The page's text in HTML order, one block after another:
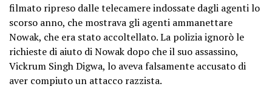
filmato ripreso dalle telecamere indossate dagli agenti lo
scorso anno, che mostrava gli agenti ammanettare
Nowak, che era stato accoltellato. La polizia ignorò le
richieste di aiuto di Nowak dopo che il suo assassino,
Vickrum Singh Digwa, lo aveva falsamente accusato di
aver compiuto un attacco razzista.